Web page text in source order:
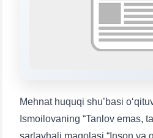
Mehnat huquqi shu’basi
Ismoilovaning “Tanlov emas,
sarlavhali maqolasi “Inson va
✉️ Write to